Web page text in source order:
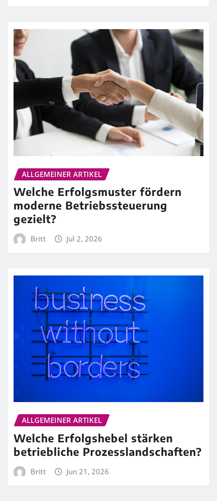
ALLGEMEINER ARTIKEL
Welche Erfolgsmuster fördern
moderne Betriebssteuerung
gezielt?
Britt Jul 2, 2026
ALLGEMEINER ARTIKEL
Welche Erfolgshebel stärken
betriebliche Prozesslandschaften?
Britt Jun 21, 2026